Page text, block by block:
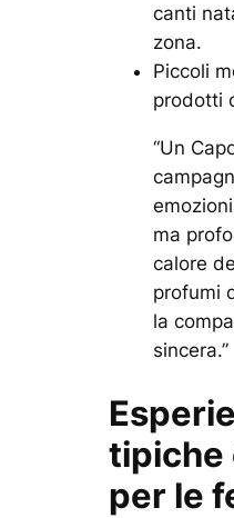
canti
zona.
Piccoli
prodotti
“Un
ma
calore
profumi
la
sincera.”
tipiche
per le